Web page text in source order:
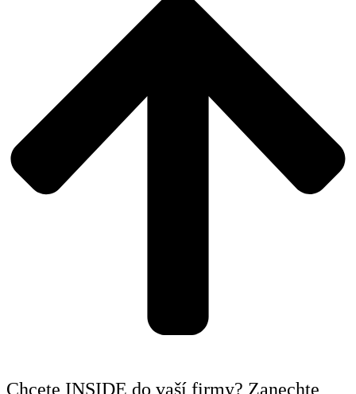
Chcete INSIDE do vaší firmy? Zanechte